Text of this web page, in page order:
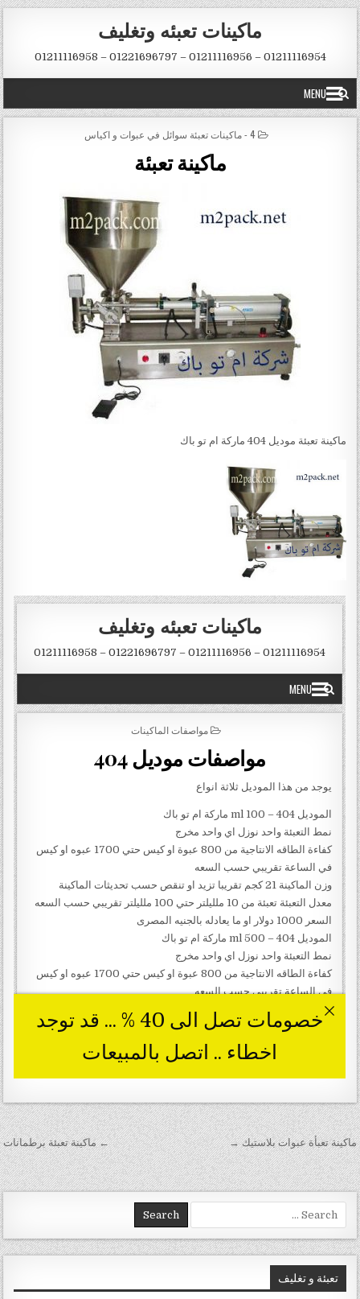
Skip to content
ماكينات تعبئه وتغليف
01211116954 – 01211116956 – 01221696797 – 01211116958
MENU
POSTED IN
4 - ماكينات تعبئة سوائل في عبوات و اكياس
ماكينة تعبئة
ماكينة تعبئة موديل 404 ماركة ام تو باك
تصفّح المقالات ← ماكينة تعبئة برطمانات ماكينة تعبأة عبوات بلاستيك →
Search for:
تعبئة و تغليف